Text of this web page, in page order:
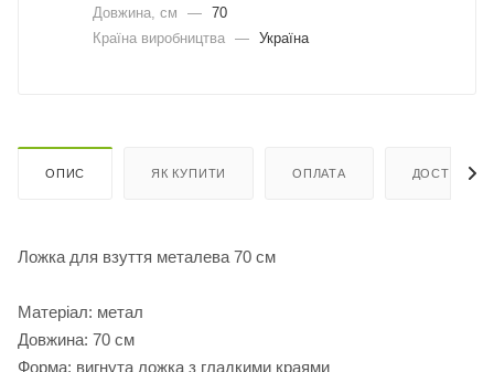
Довжина, cм
— 70
Країна виробництва — Україна
ОПИС ЯК КУПИТИ ОПЛАТА ДОСТАВКА
Ложка для взуття металева 70 см
Матеріал: метал
Довжина: 70 см
Форма: вигнута ложка з гладкими краями